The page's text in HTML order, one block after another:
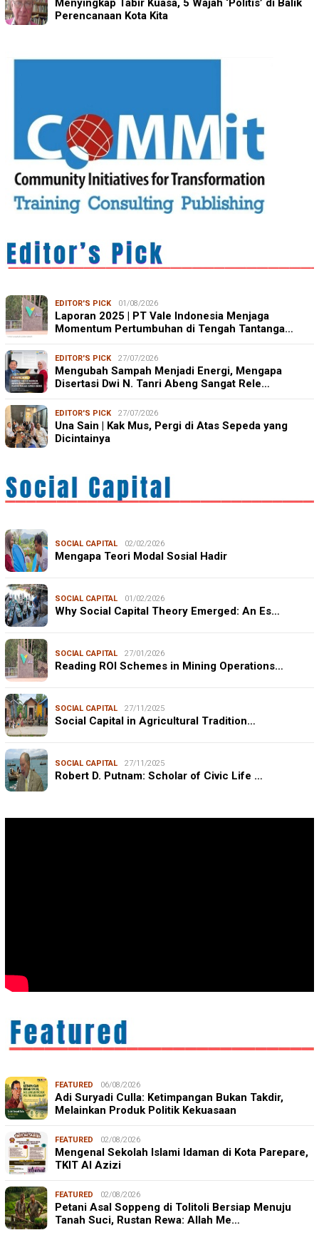
Menyingkap Tabir Kuasa, 5 Wajah ‘Politis’ di Balik
Perencanaan Kota Kita
EDITOR'S PICK 01/08/2026
Laporan 2025 | PT Vale Indonesia Menjaga
Momentum Pertumbuhan di Tengah Tantanga…
EDITOR'S PICK 27/07/2026
Mengubah Sampah Menjadi Energi, Mengapa
Disertasi Dwi N. Tanri Abeng Sangat Rele…
EDITOR'S PICK 27/07/2026
Una Sain | Kak Mus, Pergi di Atas Sepeda yang
Dicintainya
SOCIAL CAPITAL 02/02/2026
Mengapa Teori Modal Sosial Hadir
SOCIAL CAPITAL 01/02/2026
Why Social Capital Theory Emerged: An Es…
SOCIAL CAPITAL 27/01/2026
Reading ROI Schemes in Mining Operations…
SOCIAL CAPITAL 27/11/2025
Social Capital in Agricultural Tradition…
SOCIAL CAPITAL 27/11/2025
Robert D. Putnam: Scholar of Civic Life …
FEATURED 06/08/2026
Adi Suryadi Culla: Ketimpangan Bukan Takdir,
Melainkan Produk Politik Kekuasaan
FEATURED 02/08/2026
Mengenal Sekolah Islami Idaman di Kota Parepare,
TKIT Al Azizi
FEATURED 02/08/2026
Petani Asal Soppeng di Tolitoli Bersiap Menuju
Tanah Suci, Rustan Rewa: Allah Me…